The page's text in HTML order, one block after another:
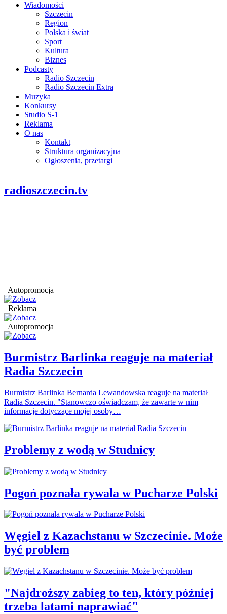
Wiadomości
Szczecin
Region
Polska i świat
Sport
Kultura
Biznes
Podcasty
Radio Szczecin
Radio Szczecin Extra
Muzyka
Konkursy
Studio S-1
Reklama
O nas
Kontakt
Struktura organizacyjna
Ogłoszenia, przetargi
radioszczecin.tv
Autopromocja
Reklama
Autopromocja
Burmistrz Barlinka reaguje na materiał
Radia Szczecin
Burmistrz Barlinka Bernarda Lewandowska reaguje na materiał
Radia Szczecin. "Stanowczo oświadczam, że zawarte w nim
informacje dotyczące mojej osoby…
Problemy z wodą w Studnicy
Pogoń poznała rywala w Pucharze Polski
Węgiel z Kazachstanu w Szczecinie. Może
być problem
"Najdroższy zabieg to ten, który później
trzeba latami naprawiać"